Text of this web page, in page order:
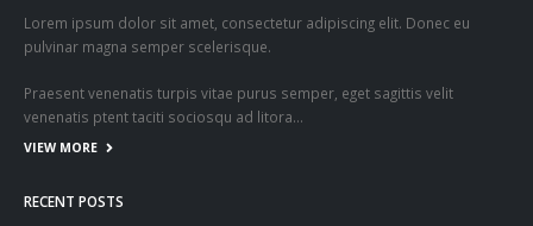
Lorem ipsum dolor sit amet, consectetur adipiscing elit. Donec eu
pulvinar magna semper scelerisque.
Praesent venenatis turpis vitae purus semper, eget sagittis velit
venenatis ptent taciti sociosqu ad litora…
VIEW MORE
RECENT POSTS